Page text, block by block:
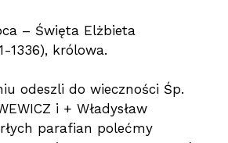
– Święta Elżbieta
1336), królowa.
odeszli do wieczności Śp.
i + Władysław
parafian polećmy